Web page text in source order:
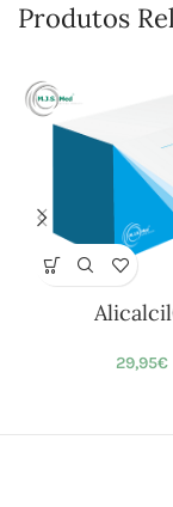
Produtos
29,95€